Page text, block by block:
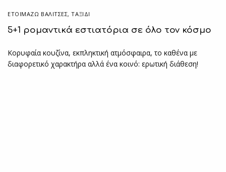
ΕΤΟΙΜΆΖΩ ΒΑΛΊΤΣΕΣ,ΤΑΞΙΔΙ
5+1 ρομαντικά εστιατόρια σε όλο τον κόσμο
Κορυφαία κουζίνα, εκπληκτική ατμόσφαιρα, το καθένα με
διαφορετικό χαρακτήρα αλλά ένα κοινό: ερωτική διάθεση!